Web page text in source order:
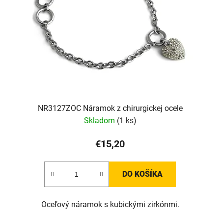
NR3127ZOC Náramok z chirurgickej ocele
Skladom (1 ks)
€15,20
DO KOŠÍKA
Oceľový náramok s kubickými zirkónmi.